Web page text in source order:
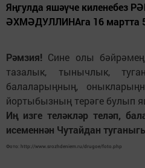
Яңгулда яшәүче киленебез
ӘХМӘДУЛЛИНАга 16 мартта
Рәмзия! Сине олы
тазалык, тынычлык,
балаларыңның,
йортыбызның терәге булып
Иң изге теләкләр теләп,
исеменнән Чутайдан
Фото: http://www.srozhdeniem.ru/drugoe/foto.php